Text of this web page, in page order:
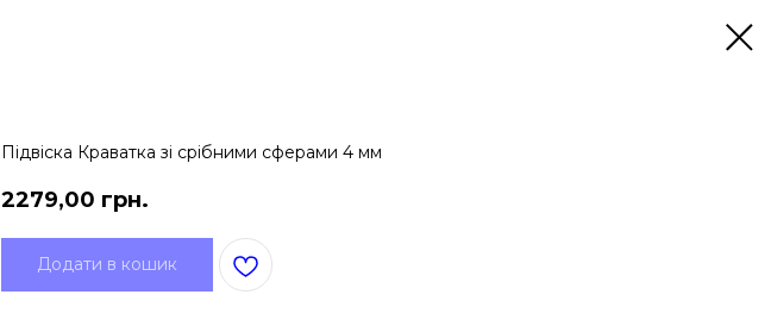
Підвіска Краватка зі срібними сферами 4 мм
2279,00 грн.
Додати в кошик